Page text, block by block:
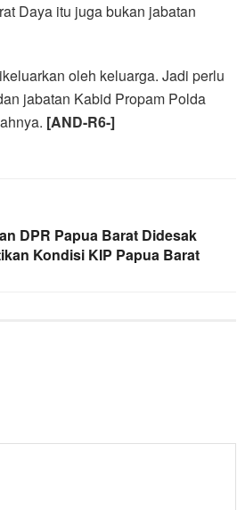
Daya itu juga bukan jabatan
oleh keluarga. Jadi perlu
jabatan Kabid Propam Polda
[AND-R6-]
DPR Papua Barat Didesak
Kondisi KIP Papua Barat